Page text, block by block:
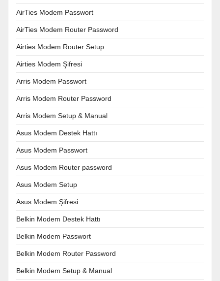
AirTies Modem Passwort
AirTies Modem Router Password
Airties Modem Router Setup
Airties Modem Şifresi
Arris Modem Passwort
Arris Modem Router Password
Arris Modem Setup & Manual
Asus Modem Destek Hattı
Asus Modem Passwort
Asus Modem Router password
Asus Modem Setup
Asus Modem Şifresi
Belkin Modem Destek Hattı
Belkin Modem Passwort
Belkin Modem Router Password
Belkin Modem Setup & Manual